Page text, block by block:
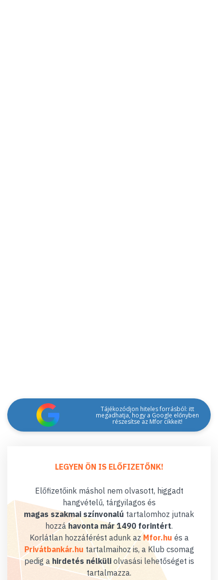
Tájékozódjon hiteles forrásból: itt
megadhatja, hogy a Google előnyben
részesítse az Mfor cikkeit!
LEGYEN ÖN IS ELŐFIZETŐNK!
Előfizetőink máshol nem olvasott, higgadt
hangvételű, tárgyilagos és
magas szakmai színvonalú tartalomhoz jutnak
hozzáhavonta már 1490 forintért.
Korlátlan hozzáférést adunk az Mfor.hu és a
Privátbankár.hu tartalmaihoz is, a Klub csomag
pedig a hirdetés nélküliolvasási lehetőséget is
tartalmazza.